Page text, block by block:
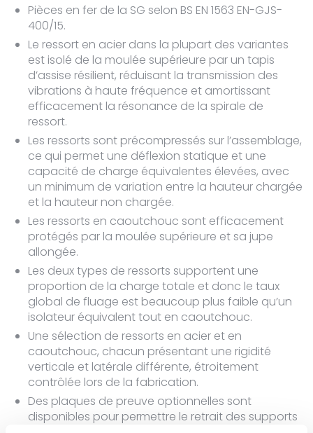
Pièces en fer de la SG selon BS EN 1563 EN-GJS-
400/15.
Le ressort en acier dans la plupart des variantes
est isolé de la moulée supérieure par un tapis
d’assise résilient, réduisant la transmission des
vibrations à haute fréquence et amortissant
efficacement la résonance de la spirale de
ressort.
Les ressorts sont précompressés sur l’assemblage,
ce qui permet une déflexion statique et une
capacité de charge équivalentes élevées, avec
un minimum de variation entre la hauteur chargée
et la hauteur non chargée.
Les ressorts en caoutchouc sont efficacement
protégés par la moulée supérieure et sa jupe
allongée.
Les deux types de ressorts supportent une
proportion de la charge totale et donc le taux
global de fluage est beaucoup plus faible qu’un
isolateur équivalent tout en caoutchouc.
Une sélection de ressorts en acier et en
caoutchouc, chacun présentant une rigidité
verticale et latérale différente, étroitement
contrôlée lors de la fabrication.
Des plaques de preuve optionnelles sont
disponibles pour permettre le retrait des supports